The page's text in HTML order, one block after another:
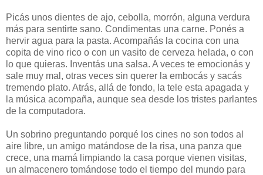
Picás unos dientes de ajo, cebolla, morrón, alguna verdura
más para sentirte sano. Condimentas una carne. Ponés a
hervir agua para la pasta. Acompañás la cocina con una
copita de vino rico o con un vasito de cerveza helada, o con
lo que quieras. Inventás una salsa. A veces te emocionás y
sale muy mal, otras veces sin querer la embocás y sacás
tremendo plato. Atrás, allá de fondo, la tele esta apagada y
la música acompaña, aunque sea desde los tristes parlantes
de la computadora.
Un sobrino preguntando porqué los cines no son todos al
aire libre, un amigo matándose de la risa, una panza que
crece, una mamá limpiando la casa porque vienen visitas,
un almacenero tomándose todo el tiempo del mundo para